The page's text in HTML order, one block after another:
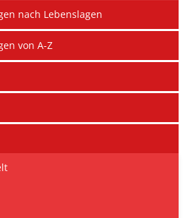
nach Lebenslagen
von A-Z